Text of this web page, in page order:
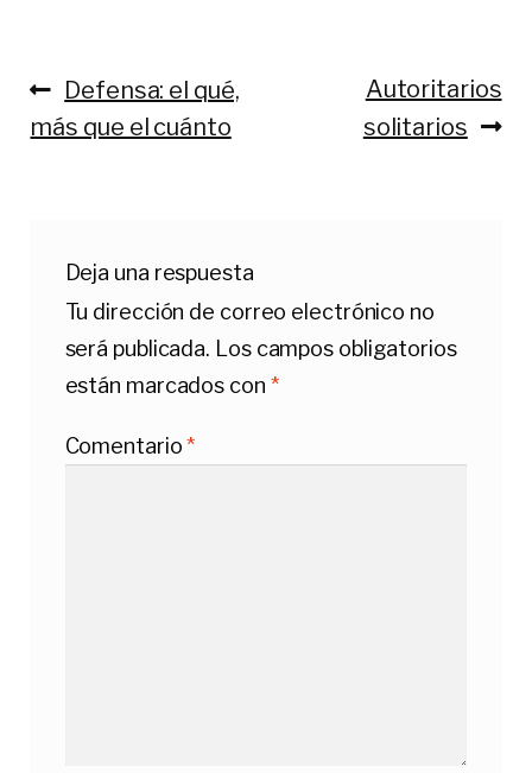
Navegación
de
Anterior:
Defensa: el qué,
más que el cuánto
Siguiente:
Autoritarios
solitarios
Deja una respuesta
Tu dirección de correo electrónico no
será publicada. Los campos obligatorios
están marcados con *
Comentario*